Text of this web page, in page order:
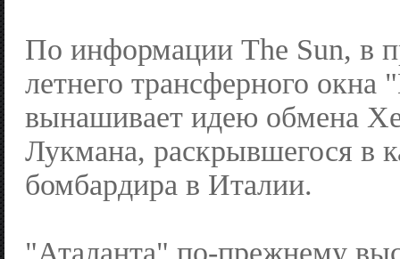
По информации The Sun, в
летнего трансферного
вынашивает идею обмена
Лукмана, раскрывшегося в
бомбардира в Италии.